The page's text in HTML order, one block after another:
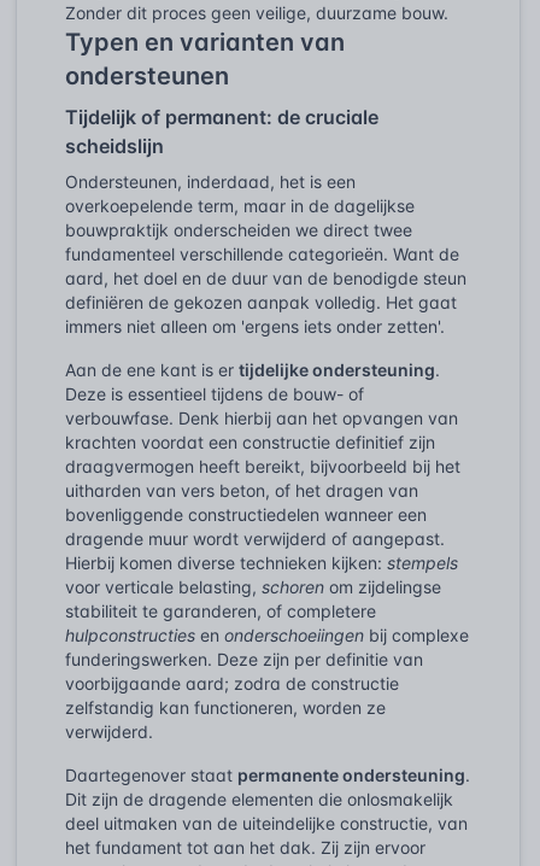
Zonder dit proces geen veilige, duurzame bouw.
Typen en varianten van
ondersteunen
Tijdelijk of permanent: de cruciale
scheidslijn
Ondersteunen, inderdaad, het is een
overkoepelende term, maar in de dagelijkse
bouwpraktijk onderscheiden we direct twee
fundamenteel verschillende categorieën. Want de
aard, het doel en de duur van de benodigde steun
definiëren de gekozen aanpak volledig. Het gaat
immers niet alleen om 'ergens iets onder zetten'.
Aan de ene kant is er tijdelijke ondersteuning.
Deze is essentieel tijdens de bouw- of
verbouwfase. Denk hierbij aan het opvangen van
krachten voordat een constructie definitief zijn
draagvermogen heeft bereikt, bijvoorbeeld bij het
uitharden van vers beton, of het dragen van
bovenliggende constructiedelen wanneer een
dragende muur wordt verwijderd of aangepast.
Hierbij komen diverse technieken kijken: stempels
voor verticale belasting, schoren om zijdelingse
stabiliteit te garanderen, of completere
hulpconstructies en onderschoeiingen bij complexe
funderingswerken. Deze zijn per definitie van
voorbijgaande aard; zodra de constructie
zelfstandig kan functioneren, worden ze
verwijderd.
Daartegenover staat permanente ondersteuning.
Dit zijn de dragende elementen die onlosmakelijk
deel uitmaken van de uiteindelijke constructie, van
het fundament tot aan het dak. Zij zijn ervoor